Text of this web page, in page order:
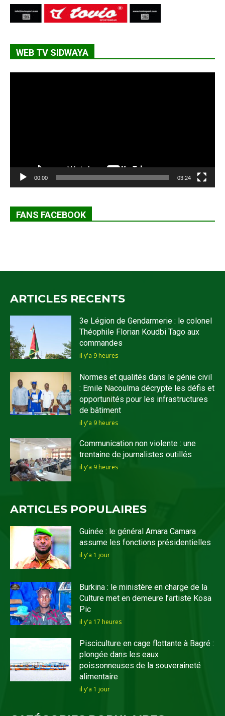
WEB TV SIDWAYA
00:00 03:24
FANS FACEBOOK
ARTICLES RECENTS
3e Légion de Gendarmerie : le colonel
Théophile Florian Koudbi Tago aux
commandes
il y'a 9 heures
Normes et qualités dans le génie civil
: Emile Nacoulma décrypte les défis et
opportunités pour les infrastructures
de bâtiment
il y'a 9 heures
Communication non violente : une
trentaine de journalistes outillés
il y'a 9 heures
ARTICLES POPULAIRES
Guinée : le général Amara Camara
assume les fonctions présidentielles
il y'a 1 jour
Burkina : le ministère en charge de la
Culture met en demeure l’artiste Kosa
Pic
il y'a 17 heures
Pisciculture en cage flottante à Bagré :
plongée dans les eaux
poissonneuses de la souveraineté
alimentaire
il y'a 1 jour